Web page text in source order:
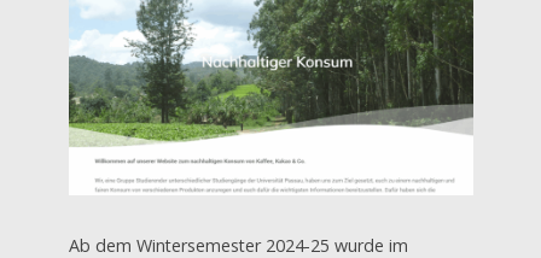
Ab dem Wintersemester 2024-25 wurde im